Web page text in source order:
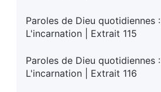
Paroles de Dieu quotidiennes :
L'incarnation | Extrait 115
Paroles de Dieu quotidiennes :
L'incarnation | Extrait 116